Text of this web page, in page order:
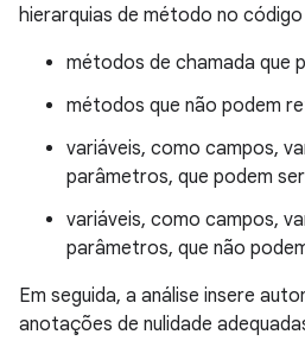
hierarquias de método no
métodos de chamada que
métodos que não podem
variáveis, como campos,
parâmetros, que podem
variáveis, como campos,
parâmetros, que não
Em seguida, a análise insere
anotações de nulidade